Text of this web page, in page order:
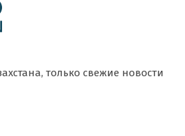
только свежие новости